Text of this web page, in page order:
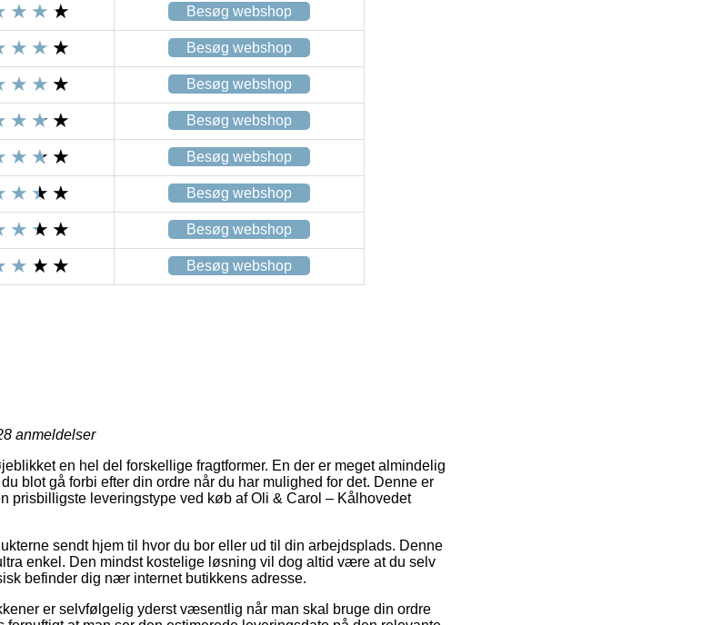
Besøg webshop
Besøg webshop
Besøg webshop
Besøg webshop
Besøg webshop
Besøg webshop
Besøg webshop
Besøg webshop
anmeldelser
en hel del forskellige fragtformer. En der er meget almindelig
blot gå forbi efter din ordre når du har mulighed for det. Denne er
prisbilligste leveringstype ved køb af Oli & Carol – Kålhovedet
sendt hjem til hvor du bor eller ud til din arbejdsplads. Denne
enkel. Den mindst kostelige løsning vil dog altid være at du selv
befinder dig nær internet butikkens adresse.
er selvfølgelig yderst væsentlig når man skal bruge din ordre